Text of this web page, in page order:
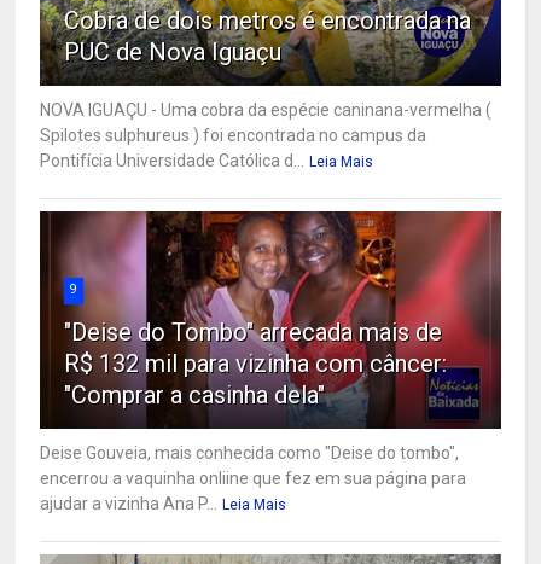
Cobra de dois metros é encontrada na
PUC de Nova Iguaçu
NOVA IGUAÇU - Uma cobra da espécie caninana-vermelha (
Spilotes sulphureus ) foi encontrada no campus da
Pontifícia Universidade Católica d... Leia Mais
9
"Deise do Tombo" arrecada mais de
R$ 132 mil para vizinha com câncer:
"Comprar a casinha dela"
Deise Gouveia, mais conhecida como "Deise do tombo",
encerrou a vaquinha onliine que fez em sua página para
ajudar a vizinha Ana P... Leia Mais